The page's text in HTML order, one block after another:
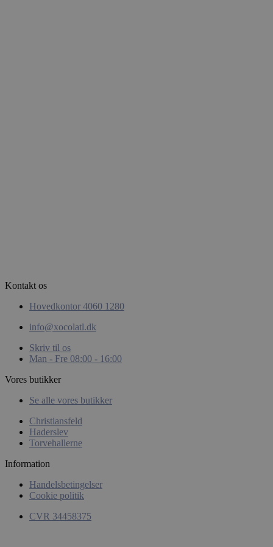
Kontakt os
Hovedkontor 4060 1280
info@xocolatl.dk
Skriv til os
Man - Fre 08:00 - 16:00
Vores butikker
Se alle vores butikker
Christiansfeld
Haderslev
Torvehallerne
Information
Handelsbetingelser
Cookie politik
CVR 34458375
pys_start_session
CookieScriptConsent